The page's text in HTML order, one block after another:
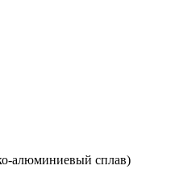
алюминиевый сплав)